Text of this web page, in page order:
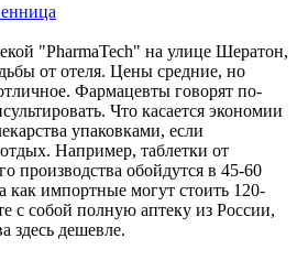
"PharmaTech" на улице Шератон,
от отеля. Цены средние, но
Фармацевты говорят по-
Что касается экономии
упаковками, если
Например, таблетки от
производства обойдутся в 45-60
как импортные могут стоить 120-
с собой полную аптеку из России,
здесь дешевле.